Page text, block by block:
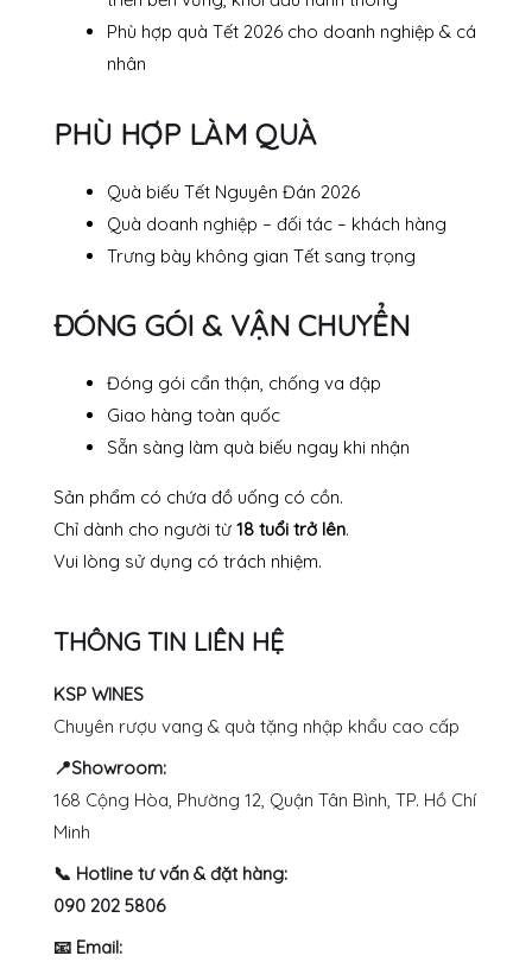
Phù hợp quà Tết 2026 cho doanh nghiệp & cá
nhân
PHÙ HỢP LÀM QUÀ
Quà biếu Tết Nguyên Đán 2026
Quà doanh nghiệp – đối tác – khách hàng
Trưng bày không gian Tết sang trọng
ĐÓNG GÓI & VẬN CHUYỂN
Đóng gói cẩn thận, chống va đập
Giao hàng toàn quốc
Sẵn sàng làm quà biếu ngay khi nhận
Sản phẩm có chứa đồ uống có cồn.
Chỉ dành cho người từ 18 tuổi trở lên.
Vui lòng sử dụng có trách nhiệm.
THÔNG TIN LIÊN HỆ
KSP WINES
Chuyên rượu vang & quà tặng nhập khẩu cao cấp
📍Showroom:
168 Cộng Hòa, Phường 12, Quận Tân Bình, TP. Hồ Chí
Minh
📞 Hotline tư vấn & đặt hàng:
090 202 5806
📧 Email: